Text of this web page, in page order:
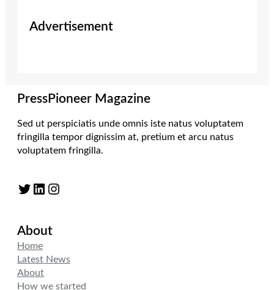
Advertisement
PressPioneer Magazine
Sed ut perspiciatis unde omnis iste natus voluptatem
fringilla tempor dignissim at, pretium et arcu natus
voluptatem fringilla.
Twitter LinkedIn Instagram
About
Home
Latest News
About
How we started